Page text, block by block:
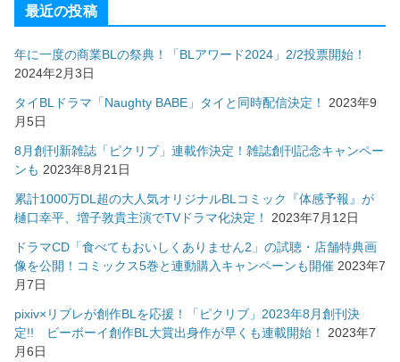
最近の投稿
年に一度の商業BLの祭典！「BLアワード2024」2/2投票開始！
2024年2月3日
タイBLドラマ「Naughty BABE」タイと同時配信決定！
2023年9
月5日
8月創刊新雑誌「ピクリブ」連載作決定！雑誌創刊記念キャンペー
ンも 2023年8月21日
累計1000万DL超の大人気オリジナルBLコミック『体感予報』が
樋口幸平、増子敦貴主演でTVドラマ化決定！
2023年7月12日
ドラマCD「食べてもおいしくありません2」の試聴・店舗特典画
像を公開！コミックス5巻と連動購入キャンペーンも開催 2023年7
月7日
pixiv×リブレが創作BLを応援！「ピクリブ」2023年8月創刊決
定!! ビーボーイ創作BL大賞出身作が早くも連載開始！
2023年7
月6日